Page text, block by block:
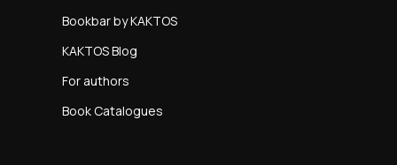
Bookbar by KAKTOS
KAKTOS Blog
For authors
Book Catalogues